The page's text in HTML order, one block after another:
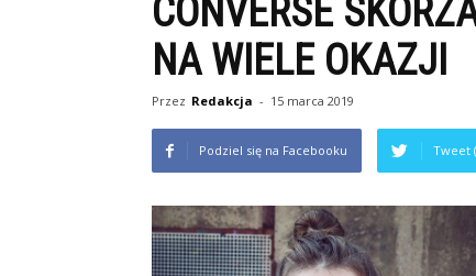
CONVERSE
NA WIELE OKAZJI
Przez Redakcja - 15 marca 2019
Podziel się na Facebooku Tweet